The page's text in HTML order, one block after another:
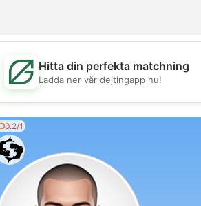
💖
Hitta din perfekta matchning
Ladda ner vår dejtingapp nu!
0.2/1